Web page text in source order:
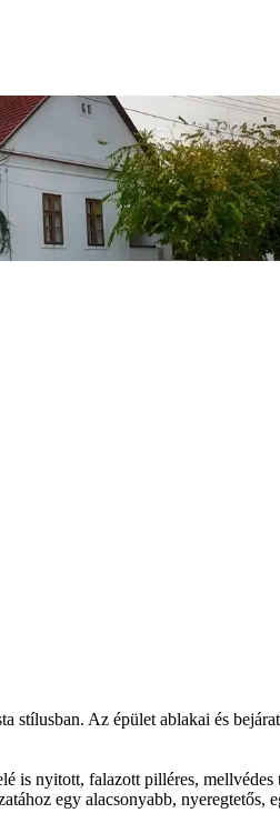
stílusban. Az épület ablakai és
is nyitott, falazott pilléres,
egy alacsonyabb, nyeregtetős,